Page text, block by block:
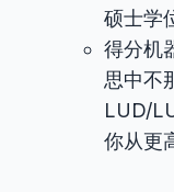
硕士学
得分机
思中不
LUD/
你从更